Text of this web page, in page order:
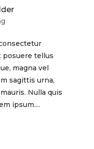
posuere tellus
magna vel
sagittis urna,
Nulla quis
ipsum....